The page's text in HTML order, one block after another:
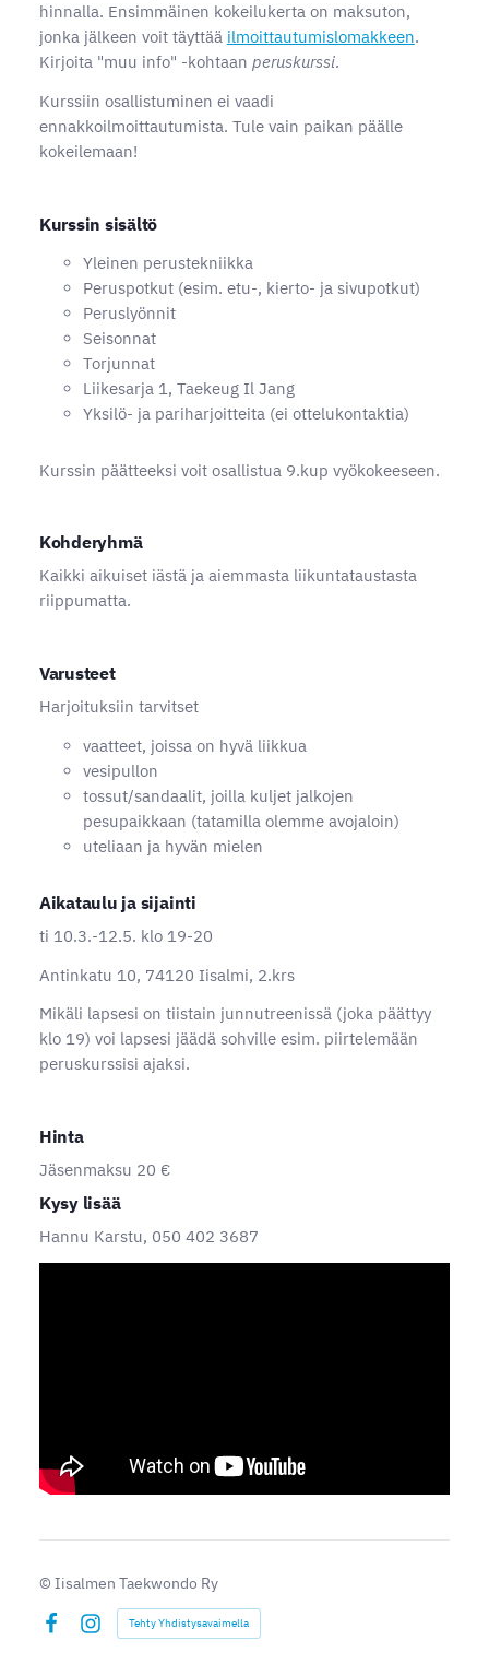
hinnalla. Ensimmäinen kokeilukerta on maksuton,
jonka jälkeen voit täyttää ilmoittautumislomakkeen.
Kirjoita "muu info" -kohtaan peruskurssi.
Kurssiin osallistuminen ei vaadi
ennakkoilmoittautumista. Tule vain paikan päälle
kokeilemaan!
Kurssin sisältö
Yleinen perustekniikka
Peruspotkut (esim. etu-, kierto- ja sivupotkut)
Peruslyönnit
Seisonnat
Torjunnat
Liikesarja 1, Taekeug Il Jang
Yksilö- ja pariharjoitteita (ei ottelukontaktia)
Kurssin päätteeksi voit osallistua 9.kup vyökokeeseen.
Kohderyhmä
Kaikki aikuiset iästä ja aiemmasta liikuntataustasta
riippumatta.
Varusteet
Harjoituksiin tarvitset
vaatteet, joissa on hyvä liikkua
vesipullon
tossut/sandaalit, joilla kuljet jalkojen
pesupaikkaan (tatamilla olemme avojaloin)
uteliaan ja hyvän mielen
Aikataulu ja sijainti
ti 10.3.-12.5. klo 19-20
Antinkatu 10, 74120 Iisalmi, 2.krs
Mikäli lapsesi on tiistain junnutreenissä (joka päättyy
klo 19) voi lapsesi jäädä sohville esim. piirtelemään
peruskurssisi ajaksi.
Hinta
Jäsenmaksu 20 €
Kysy lisää
Hannu Karstu, 050 402 3687
© Iisalmen Taekwondo Ry
Instagram
Tehty Yhdistysavaimella